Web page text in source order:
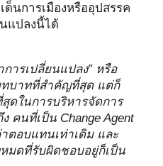
นการเมืองหรืออุปสรรค
แปลงนี้ได้
ารเปลี่ยนแปลง” หรือ
บทบาทที่สำคัญที่สุด แต่ก็
ดในการบริหารจัดการ
คนที่เป็น Change Agent
ตอบแทนเท่าเดิม และ
มดที่รับผิดชอบอยู่ก็เป็น